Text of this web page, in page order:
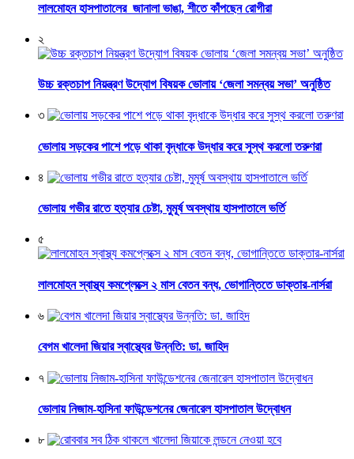
লালমোহন হাসপাতালের জানালা ভাঙা, শীতে কাঁপছেন রোগীরা
২
উচ্চ রক্তচাপ নিয়ন্ত্রণ উদ্যোগ বিষয়ক ভোলায় ‘জেলা সমন্বয় সভা’ অনুষ্ঠিত
৩
ভোলায় সড়কের পাশে পড়ে থাকা বৃদ্ধাকে উদ্ধার করে সুস্থ করলো তরুণরা
৪
ভোলায় গভীর রাতে হত্যার চেষ্টা, মুমূর্ষ অবস্থায় হাসপাতালে ভর্তি
৫
লালমোহন স্বাস্থ্য কমপ্লেক্সে ২ মাস বেতন বন্ধ, ভোগান্তিতে ডাক্তার-নার্সরা
৬
বেগম খালেদা জিয়ার স্বাস্থ্যের উন্নতি: ডা. জাহিদ
৭
ভোলায় নিজাম-হাসিনা ফাউন্ডেশনের জেনারেল হাসপাতাল উদ্বোধন
৮